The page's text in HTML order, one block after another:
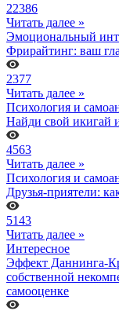
22386
Читать далее »
Эмоциональный
Фрирайтинг: ваш
2377
Читать далее »
Психология и
Найди свой икигай
4563
Читать далее »
Психология и
Друзья-приятели:
5143
Читать далее »
Интересное
Эффект Даннинга-
собственной
самооценке